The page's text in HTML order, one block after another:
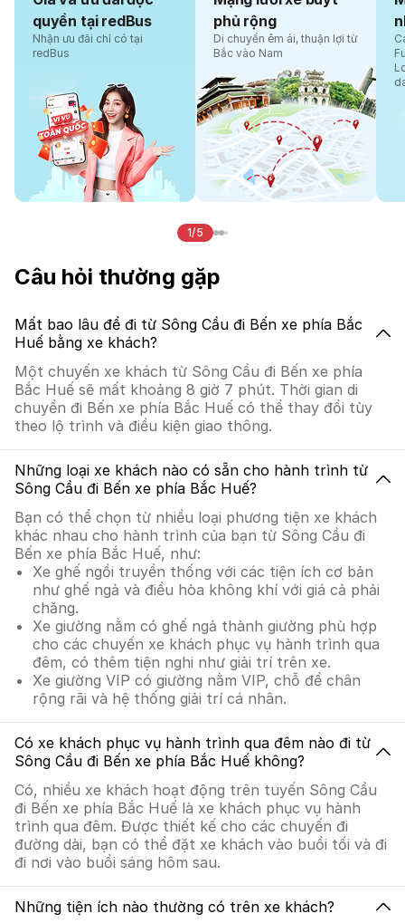
quyền tại redBus
Nhận ưu đãi chỉ có tại
redBus
phủ rộng
Di chuyển êm ái, thuận lợi từ
Bắc vào Nam
1/5
Câu hỏi thường gặp
Mất bao lâu để đi từ Sông Cầu đi Bến xe phía Bắc
Huế bằng xe khách?
Một chuyến xe khách từ Sông Cầu đi Bến xe phía
Bắc Huế sẽ mất khoảng 8 giờ 7 phút. Thời gian di
chuyển đi Bến xe phía Bắc Huế có thể thay đổi tùy
theo lộ trình và điều kiện giao thông.
Những loại xe khách nào có sẵn cho hành trình từ
Sông Cầu đi Bến xe phía Bắc Huế?
Bạn có thể chọn từ nhiều loại phương tiện xe khách
khác nhau cho hành trình của bạn từ Sông Cầu đi
Bến xe phía Bắc Huế, như:
Xe ghế ngồi truyền thống với các tiện ích cơ bản
như ghế ngả và điều hòa không khí với giá cả phải
chăng.
Xe giường nằm có ghế ngả thành giường phù hợp
cho các chuyến xe khách phục vụ hành trình qua
đêm, có thêm tiện nghi như giải trí trên xe.
Xe giường VIP có giường nằm VIP, chỗ để chân
rộng rãi và hệ thống giải trí cá nhân.
Có xe khách phục vụ hành trình qua đêm nào đi từ
Sông Cầu đi Bến xe phía Bắc Huế không?
Có, nhiều xe khách hoạt động trên tuyến Sông Cầu
đi Bến xe phía Bắc Huế là xe khách phục vụ hành
trình qua đêm. Được thiết kế cho các chuyến đi
đường dài, bạn có thể đặt xe khách vào buổi tối và đi
đi nơi vào buổi sáng hôm sau.
Những tiện ích nào thường có trên xe khách?